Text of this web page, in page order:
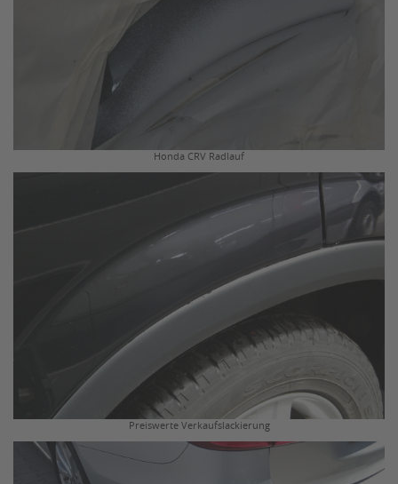
Honda CRV Radlauf
Preiswerte Verkaufslackierung